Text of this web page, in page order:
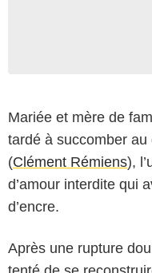
Mariée et mère de
tardé à succomber
(Clément Rémiens),
d’amour interdite qui
d’encre.
Après une rupture